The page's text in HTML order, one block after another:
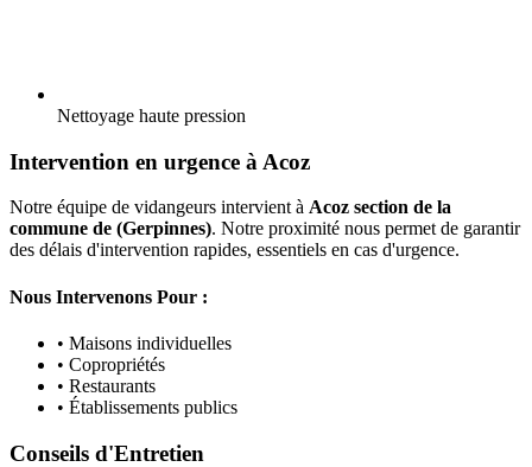
Nettoyage haute pression
Intervention en urgence à Acoz
Notre équipe de vidangeurs intervient à Acoz section de la
commune de (Gerpinnes). Notre proximité nous permet de garantir
des délais d'intervention rapides, essentiels en cas d'urgence.
Nous Intervenons Pour :
• Maisons individuelles
• Copropriétés
• Restaurants
• Établissements publics
Conseils d'Entretien